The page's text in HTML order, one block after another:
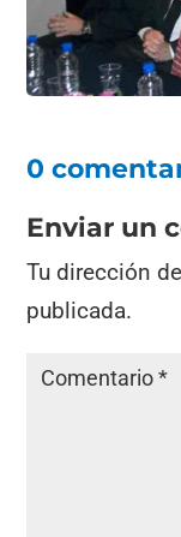
0
Enviar un
Tu dirección
publicada.